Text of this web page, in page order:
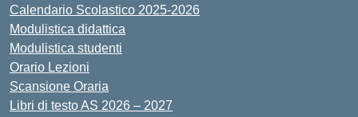
Calendario Scolastico 2025-2026
Modulistica didattica
Modulistica studenti
Orario Lezioni
Scansione Oraria
Libri di testo AS 2026 – 2027